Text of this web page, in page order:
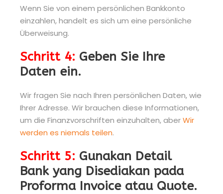
Wenn Sie von einem persönlichen Bankkonto
einzahlen, handelt es sich um eine persönliche
Überweisung.
Schritt 4: Geben Sie Ihre
Daten ein.
Wir fragen Sie nach Ihren persönlichen Daten, wie
Ihrer Adresse. Wir brauchen diese Informationen,
um die Finanzvorschriften einzuhalten, aberWir
werden es niemals teilen.
Schritt 5: Gunakan Detail
Bank yang Disediakan pada
Proforma Invoice atau Quote.